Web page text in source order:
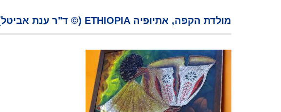
מולדת הקפה, אתיופיה ETHIOPIA (© ד"ר ענת אביטל)